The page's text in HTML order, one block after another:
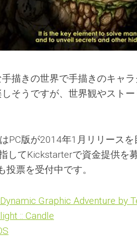
描きの世界で手描きのキャ
そうですが、世界観やスト
はPC版が2014年1月リリース
してKickstarterで資金提供を
投票を受付中です。
Graphic Adventure by
:: Candle